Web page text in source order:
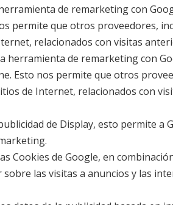
de remarketing con
permite que otros proveedores,
relacionados con visitas
herramienta de remarketing con
Esto nos permite que otros
de Internet, relacionados con
de Display, esto permite a
Cookies de Google, en
las visitas a anuncios y las